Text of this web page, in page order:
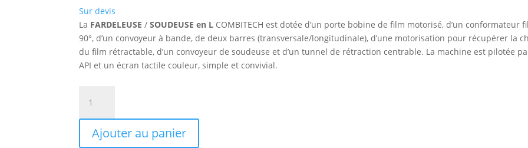
Sur devis
La FARDELEUSE /SOUDEUSE en L COMBITECH est dotée d’un porte bobine de film motorisé, d’un conformateur
90°, d’un convoyeur à bande, de deux barres (transversale/longitudinale), d’une motorisation pour récupérer la
du film rétractable, d’un convoyeur de soudeuse et d’un tunnel de rétraction centrable. La machine est pilotée
API et un écran tactile couleur, simple et convivial.
COMBITECH
FARDELEUSE
Ajouter au panier